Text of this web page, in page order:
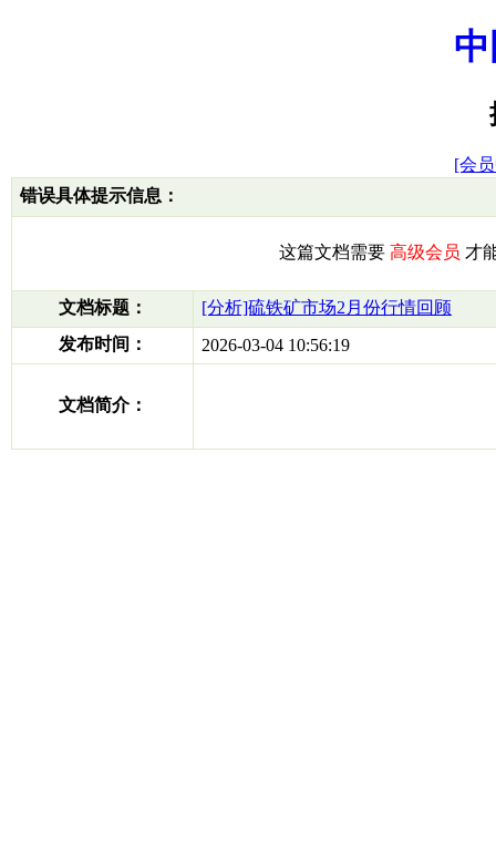
[会
错误具体提示信息：
这篇文档需要 高级会员 才
文档标题：
[分析]硫铁矿市场2月份行情回顾
发布时间：
2026-03-04 10:56:19
文档简介：